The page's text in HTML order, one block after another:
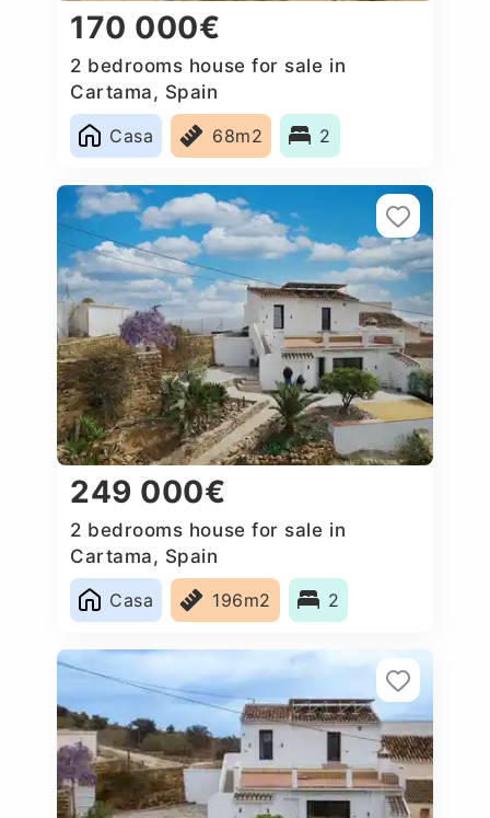
170 000€
2 bedrooms house for sale in
Cartama, Spain
Casa
68m2 2
249 000€
2 bedrooms house for sale in
Cartama, Spain
Casa
196m2 2